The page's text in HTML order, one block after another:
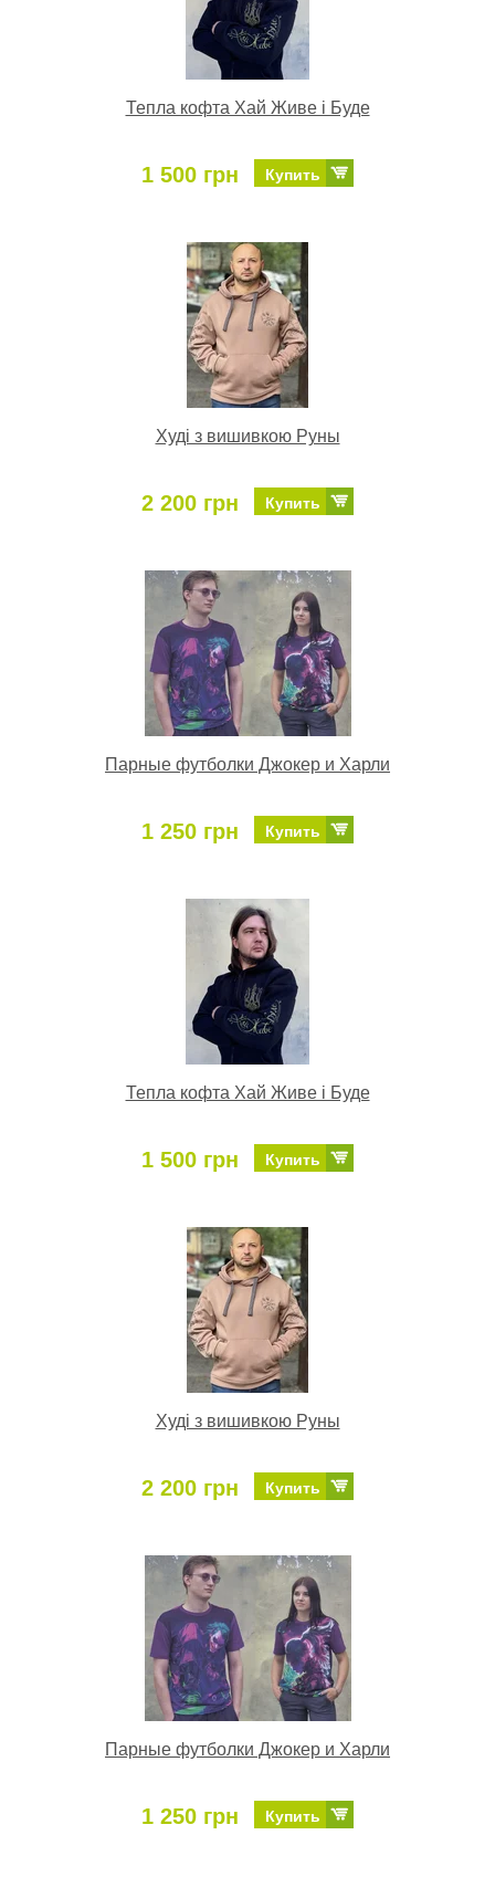
Тепла кофта Хай Живе і Буде
1 500 грн Купить
Худі з вишивкою Руны
2 200 грн Купить
Парные футболки Джокер и Харли
1 250 грн Купить
Тепла кофта Хай Живе і Буде
1 500 грн Купить
Худі з вишивкою Руны
2 200 грн Купить
Парные футболки Джокер и Харли
1 250 грн Купить